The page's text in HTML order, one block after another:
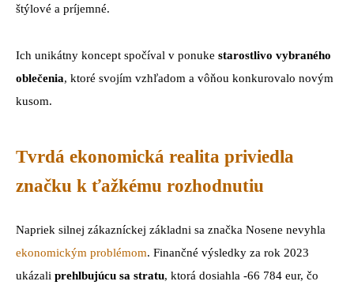
štýlové a príjemné.
Ich unikátny koncept spočíval v ponuke starostlivo vybraného
oblečenia, ktoré svojím vzhľadom a vôňou konkurovalo novým
kusom.
Tvrdá ekonomická realita priviedla
značku k ťažkému rozhodnutiu
Napriek silnej zákazníckej základni sa značka Nosene nevyhla
ekonomickým problémom. Finančné výsledky za rok 2023
ukázali prehlbujúcu sa stratu, ktorá dosiahla -66 784 eur, čo